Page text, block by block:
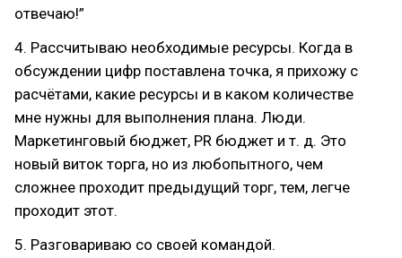
отвечаю!”
4. Рассчитываю необходимые ресурсы. Когда в
обсуждении цифр поставлена точка, я прихожу с
расчётами, какие ресурсы и в каком количестве
мне нужны для выполнения плана. Люди.
Маркетинговый бюджет, PR бюджет и т. д. Это
новый виток торга, но из любопытного, чем
сложнее проходит предыдущий торг, тем, легче
проходит этот.
5. Разговариваю со своей командой.